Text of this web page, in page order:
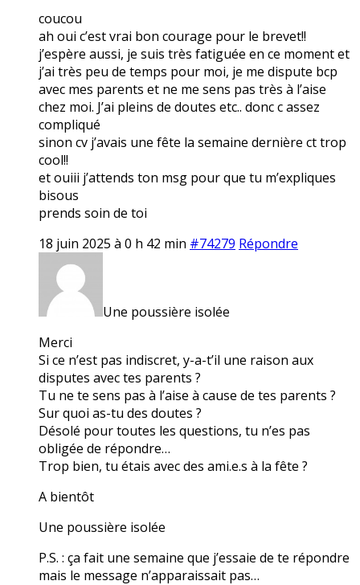
coucou
ah oui c’est vrai bon courage pour le brevet!!
j’espère aussi, je suis très fatiguée en ce moment et
j’ai très peu de temps pour moi, je me dispute bcp
avec mes parents et ne me sens pas très à l’aise
chez moi. J’ai pleins de doutes etc.. donc c assez
compliqué
sinon cv j’avais une fête la semaine dernière ct trop
cool!!
et ouiii j’attends ton msg pour que tu m’expliques
bisous
prends soin de toi
18 juin 2025 à 0 h 42 min #74279 Répondre
Une poussière isolée
Merci
Si ce n’est pas indiscret, y-a-t’il une raison aux
disputes avec tes parents ?
Tu ne te sens pas à l’aise à cause de tes parents ?
Sur quoi as-tu des doutes ?
Désolé pour toutes les questions, tu n’es pas
obligée de répondre…
Trop bien, tu étais avec des ami.e.s à la fête ?
A bientôt
Une poussière isolée
P.S. : ça fait une semaine que j’essaie de te répondre
mais le message n’apparaissait pas…